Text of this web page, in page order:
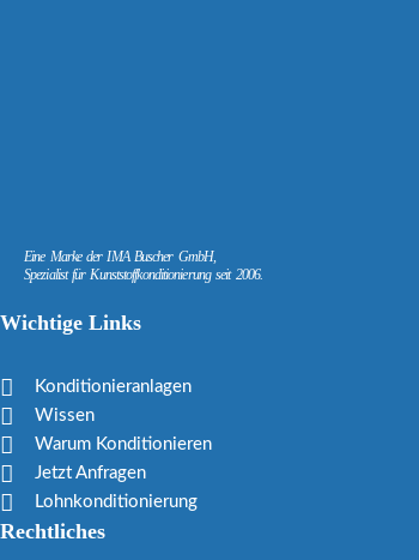
Eine Marke der IMA Buscher GmbH,
Spezialist für Kunststoffkonditionierung seit 2006.
Wichtige Links
Konditionieranlagen
Wissen
Warum Konditionieren
Jetzt Anfragen
Lohnkonditionierung
Rechtliches